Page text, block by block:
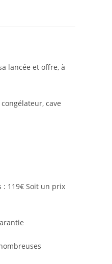
lancée et offre, à
cave
: 119€ Soit un prix